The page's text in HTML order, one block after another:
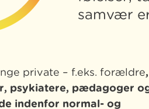
samvær
private – f.eks. forældre,
psykiatere, pædagoger
indenfor normal- og